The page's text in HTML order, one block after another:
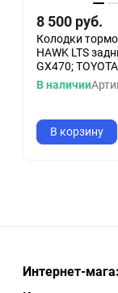
8 500 руб.
Колодки
HAWK LTS
GX470;
В наличии
В корзину
Интернет-